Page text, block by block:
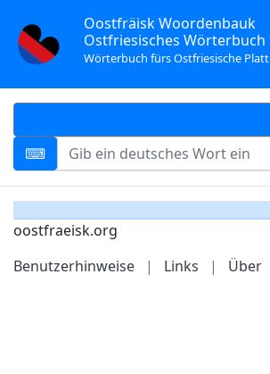
Oostfräisk Woordenbauk
Ostfriesisches Wörterbuch
Wörterbuch fürs Ostfriesische Platt
oostfraeisk.org
Benutzerhinweise
| Links | Über